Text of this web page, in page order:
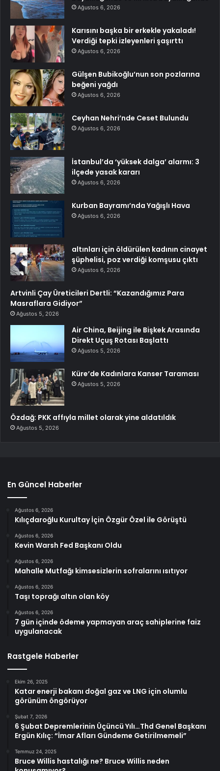
Ağustos 6, 2026
Karısını başka bir erkekle yakaladı!
Verdiği tepki izleyenleri şaşırttı
Ağustos 6, 2026
Gülşen Bubikoğlu’nun son pozlarına
beğeni yağdı
Ağustos 6, 2026
Ceyhan Nehri’nde Ceset Bulundu
Ağustos 6, 2026
İstanbul’da ‘yüksek dalga’ alarmı: 3
ilçede yasak kararı
Ağustos 6, 2026
Kurban Bayramı’nda Yağışlı Hava
Ağustos 6, 2026
altınları için öldürülen kadının cinayet
şüphelisi, poz verdiği komşusu çıktı
Ağustos 6, 2026
Artvinli Çay Üreticileri Dertli: “Kazandığımız Para
Masraflara Gidiyor”
Ağustos 5, 2026
Air China, Beijing ile Bişkek Arasında
Direkt Uçuş Rotası Başlattı
Ağustos 5, 2026
Küre’de Kadınlara Kanser Taraması
Ağustos 5, 2026
Özdağ: PKK affıyla millet olarak yine aldatıldık
Ağustos 5, 2026
En Güncel Haberler
Ağustos 6, 2026
Kılıçdaroğlu Kurultay İçin Özgür Özel ile Görüştü
Ağustos 6, 2026
Kevin Warsh Fed Başkanı Oldu
Ağustos 6, 2026
Mahalle Mutfağı kimsesizlerin sofralarını ısıtıyor
Ağustos 6, 2026
Taşı toprağı altın olan köy
Ağustos 6, 2026
7 gün içinde ödeme yapmayan araç sahiplerine faiz
uygulanacak
Rastgele Haberler
Ekim 26, 2025
Katar enerji bakanı doğal gaz ve LNG için olumlu
görünüm öngörüyor
Şubat 7, 2026
6 Şubat Depremlerinin Üçüncü Yılı…Thd Genel Başkanı
Ergün Kılıç: “İmar Afları Gündeme Getirilmemeli”
Temmuz 24, 2025
Bruce Willis hastalığı ne? Bruce Willis neden